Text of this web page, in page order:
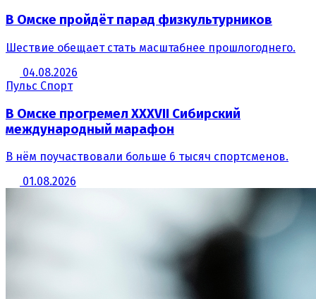
В Омске пройдёт парад физкультурников
Шествие обещает стать масштабнее прошлогоднего.
04.08.2026
Пульс Спорт
В Омске прогремел XXXVII Сибирский
международный марафон
В нём поучаствовали больше 6 тысяч спортсменов.
01.08.2026